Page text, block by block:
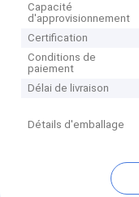
Capacité
d'approvisionnement
Certification
Conditions de
paiement
Délai de livraison
Détails d'emballage